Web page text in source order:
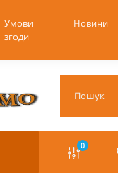
Умови
згоди
Новини
0